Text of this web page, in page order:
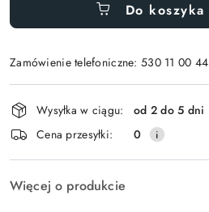
Do koszyka
Zamówienie telefoniczne: 530 11 00 44
Wyślij
Dostępność
i
dostawa
Wysyłka w ciągu:
od 2 do 5 dni
Cena przesyłki:
0
Więcej o produkcie